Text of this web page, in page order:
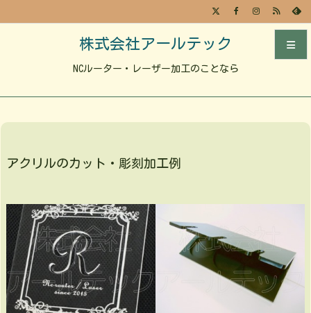
株式会社アールテック
NCルーター・レーザー加工のことなら
アクリルのカット・彫刻加工例